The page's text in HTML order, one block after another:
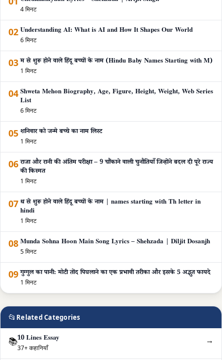
4 मिनट
02 Understanding AI: What is AI and How It Shapes Our World
6 मिनट
03 म से शुरू होने वाले हिंदू बच्चों के नाम (Hindu Baby Names Starting with M)
1 मिनट
04 Shweta Mehon Biography, Age, Figure, Height, Weight, Web Series
List
6 मिनट
05 शनिवार को जन्मे बच्चे का नाम लिस्ट
1 मिनट
06 राजा और रानी की अंतिम परीक्षा – 9 चौंकाने वाली चुनौतियाँ जिन्होंने बदल दी पूरे राज्य
की किस्मत
1 मिनट
07 थ से शुरू होने वाले हिंदू बच्चों के नाम | names starting with Th letter in
hindi
1 मिनट
08 Munda Sohna Hoon Main Song Lyrics – Shehzada | Diljit Dosanjh
5 मिनट
09 गुग्गुल का पानी: मोटी तोंद पिघलाने का एक प्रभावी तरीका और इसके 5 अद्भुत फायदे
1 मिनट
📂 Related Categories
📚10 Lines Essay
37+ कहानियाँ
→